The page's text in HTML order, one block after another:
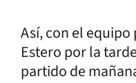
Así, con el
Estero por la
partido de